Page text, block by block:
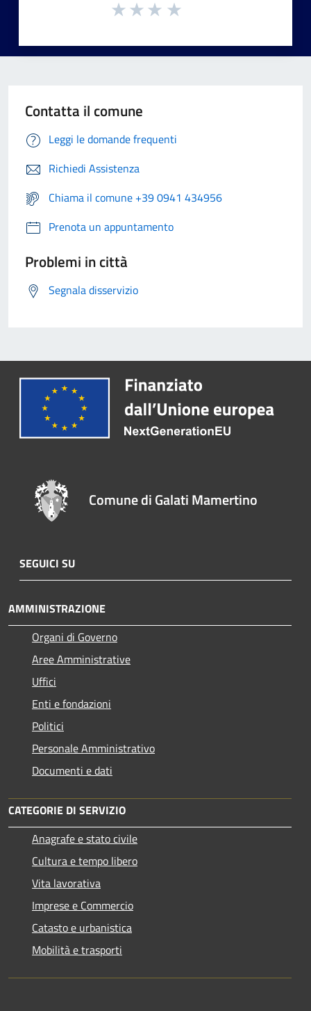
Contatta il comune
Leggi le domande frequenti
Richiedi Assistenza
Chiama il comune +39 0941 434956
Prenota un appuntamento
Problemi in città
Segnala disservizio
Comune di Galati Mamertino
SEGUICI SU
AMMINISTRAZIONE
Organi di Governo
Aree Amministrative
Uffici
Enti e fondazioni
Politici
Personale Amministrativo
Documenti e dati
CATEGORIE DI SERVIZIO
Anagrafe e stato civile
Cultura e tempo libero
Vita lavorativa
Imprese e Commercio
Catasto e urbanistica
Mobilità e trasporti